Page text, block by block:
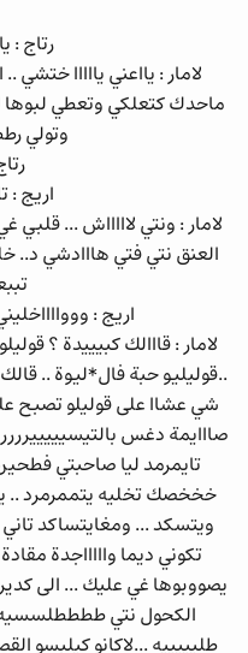
رتاج :
لامار : يااعني يااااا
ماحدك كتعلكي وتعطي لبوها
وتولي
اريج :
لامار : ونتي لاااااش ...
العنق نتي فتي هااادشي
اريج :
لامار : قااالك كبيييدة ؟
..قوليليو حبة فال*ليوة ..
شي عشاا على قوليلو تصبح
صااايمة دغس
تايمرمد ليا صاحبتي
خخخصك تخليه يتممرمرد ..
ويتسكد ... ومغايتساكد تاني
تكوني ديما واااااجدة
يصووبوها غي عليك ... الى
الكحول نتي ططططلسسيه
طليييييه ...لاكانو كيلبسو